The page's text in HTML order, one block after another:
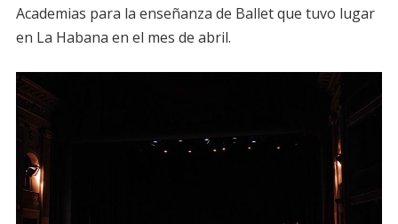
Academias para la enseñanza de Ballet que tuvo lugar
en La Habana en el mes de abril.